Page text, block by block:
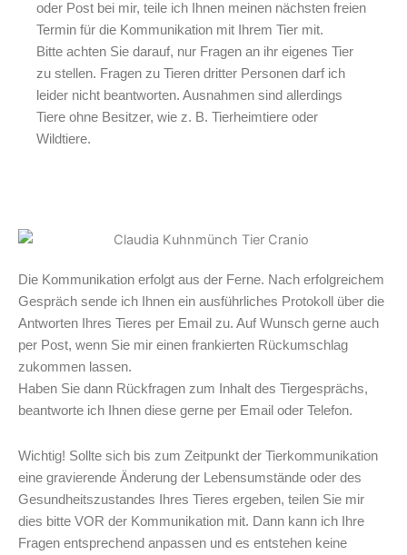
oder Post bei mir, teile ich Ihnen meinen nächsten freien
Termin für die Kommunikation mit Ihrem Tier mit.
Bitte achten Sie darauf, nur Fragen an ihr eigenes Tier
zu stellen. Fragen zu Tieren dritter Personen darf ich
leider nicht beantworten. Ausnahmen sind allerdings
Tiere ohne Besitzer, wie z. B. Tierheimtiere oder
Wildtiere.
Die Kommunikation erfolgt aus der Ferne. Nach erfolgreichem
Gespräch sende ich Ihnen ein ausführliches Protokoll über die
Antworten Ihres Tieres per Email zu. Auf Wunsch gerne auch
per Post, wenn Sie mir einen frankierten Rückumschlag
zukommen lassen.
Haben Sie dann Rückfragen zum Inhalt des Tiergesprächs,
beantworte ich Ihnen diese gerne per Email oder Telefon.
Wichtig! Sollte sich bis zum Zeitpunkt der Tierkommunikation
eine gravierende Änderung der Lebensumstände oder des
Gesundheitszustandes Ihres Tieres ergeben, teilen Sie mir
dies bitte VOR der Kommunikation mit. Dann kann ich Ihre
Fragen entsprechend anpassen und es entstehen keine